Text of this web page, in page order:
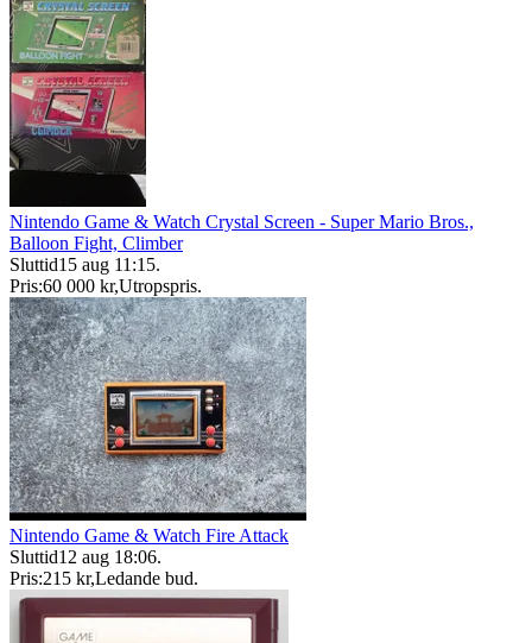
Nintendo Game & Watch Crystal Screen - Super Mario Bros.,
Balloon Fight, Climber
Sluttid15 aug 11:15.
Pris:60 000 kr,Utropspris.
Nintendo Game & Watch Fire Attack
Sluttid12 aug 18:06.
Pris:215 kr,Ledande bud.